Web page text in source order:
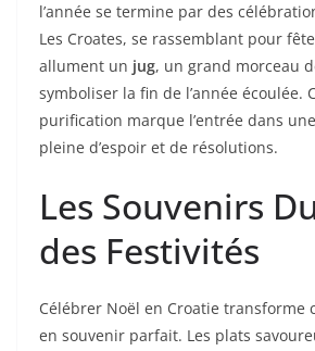
l’année se termine par des
Les Croates, se rassemblant pour
allument un jug, un grand morceau
symboliser la fin de l’année écoulée.
purification marque l’entrée dans
pleine d’espoir et de résolutions.
Les Souvenirs
des Festivités
Célébrer Noël en Croatie transforme
en souvenir parfait. Les plats